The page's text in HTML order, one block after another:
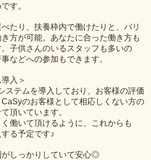
す。
たり、扶養枠内で働けたりと、バリ
方が可能。あなたに合った働き方も
子供さんのいるスタッフも多いの
などへの参加もできます。
入＞
ステムを導入しており、お客様の評価
のお客様として相応しくない方の
頂いています。
働いて頂けるように、これからも
る予定です♪
しっかりしていて安心◎